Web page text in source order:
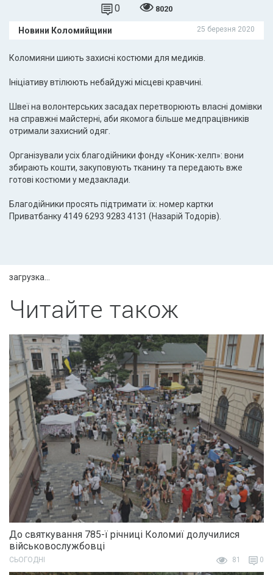
0 8020
Новини Коломийщини 25 березня 2020
Коломияни шиють захисні костюми для медиків.
Ініціативу втілюють небайдужі місцеві кравчині.
Швеї на волонтерських засадах перетворюють власні домівки
на справжні майстерні, аби якомога більше медпрацівників
отримали захисний одяг.
Організували усіх благодійники фонду «Коник-хелп»: вони
збирають кошти, закуповують тканину та передають вже
готові костюми у медзаклади.
Благодійники просять підтримати їх: номер картки
Приватбанку 4149 6293 9283 4131 (Назарій Тодорів).
загрузка...
Читайте також
До святкування 785-ї річниці Коломиї долучилися
військовослужбовці
СЬОГОДНІ 81 0